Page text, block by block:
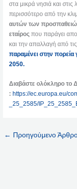
στα μικρά νησιά και
περισσότερο από την
αυτών των
εταίρος που παράγει
και την απαλλαγή από
παραμένει στην πορεία
2050.
Διαβάστε ολόκληρο το
: https://ec.europa.eu/
_25_2585/
← Προηγούμενο